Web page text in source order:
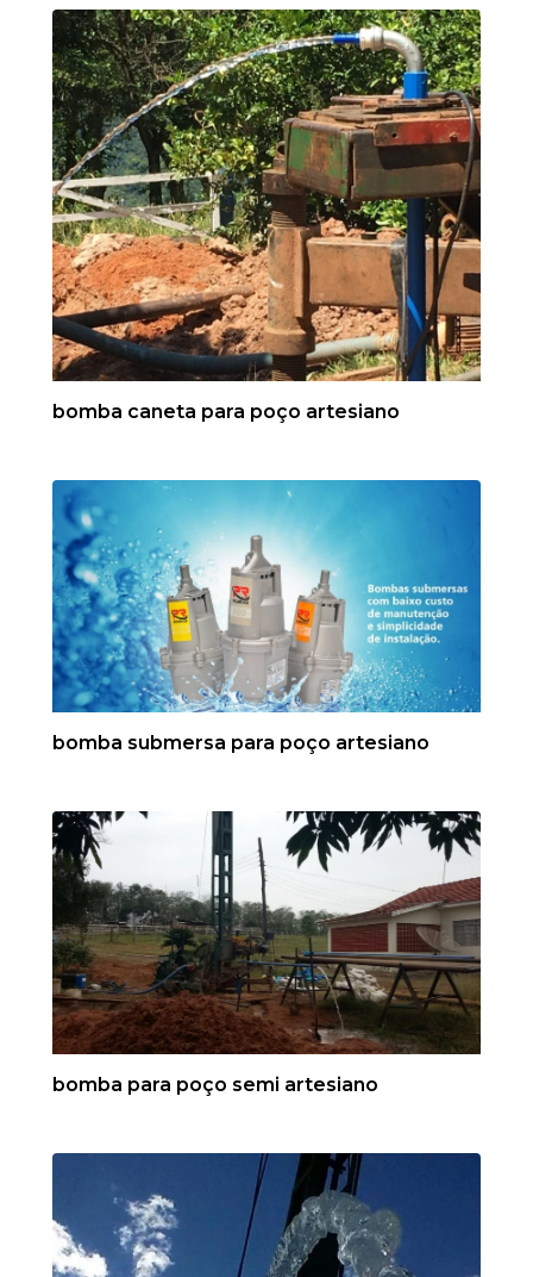
bomba caneta para poço artesiano
bomba submersa para poço artesiano
bomba para poço semi artesiano